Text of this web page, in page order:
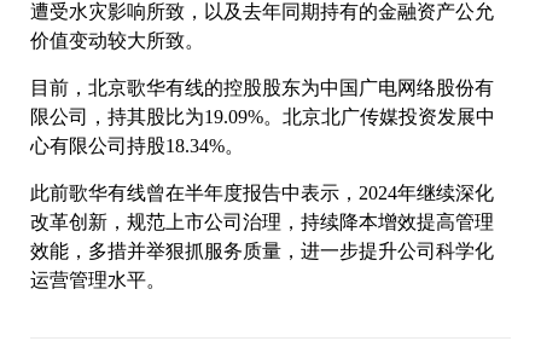
遭受水灾影响所致，以及去年同期持有的金融资产公允
价值变动较大所致。
目前，北京歌华有线的控股股东为中国广电网络股份有
限公司，持其股比为19.09%。北京北广传媒投资发展中
心有限公司持股18.34%。
此前歌华有线曾在半年度报告中表示，2024年继续深化
改革创新，规范上市公司治理，持续降本增效提高管理
效能，多措并举狠抓服务质量，进一步提升公司科学化
运营管理水平。